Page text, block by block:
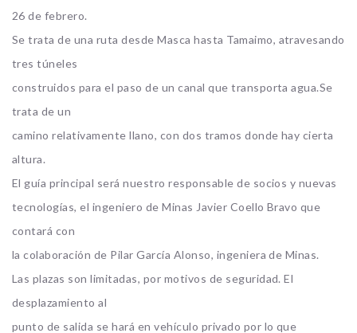
26 de febrero.
Se trata de una ruta desde Masca hasta Tamaimo, atravesando
tres túneles
construidos para el paso de un canal que transporta agua.Se
trata de un
camino relativamente llano, con dos tramos donde hay cierta
altura.
El guía principal será nuestro responsable de socios y nuevas
tecnologías, el ingeniero de Minas Javier Coello Bravo que
contará con
la colaboración de Pilar García Alonso, ingeniera de Minas.
Las plazas son limitadas, por motivos de seguridad. El
desplazamiento al
punto de salida se hará en vehículo privado por lo que